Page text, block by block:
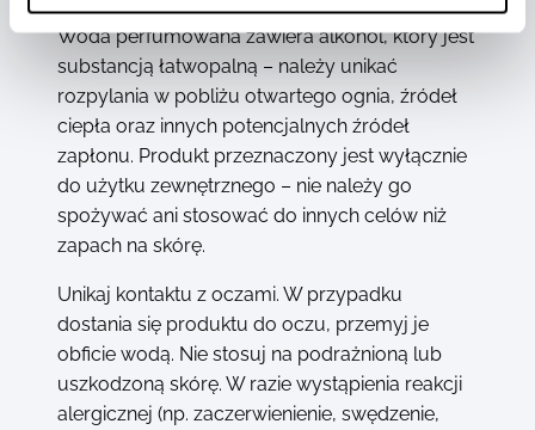
Woda perfumowana zawiera alkohol, który jest
substancją łatwopalną – należy unikać
rozpylania w pobliżu otwartego ognia, źródeł
ciepła oraz innych potencjalnych źródeł
zapłonu. Produkt przeznaczony jest wyłącznie
do użytku zewnętrznego – nie należy go
spożywać ani stosować do innych celów niż
zapach na skórę.
Unikaj kontaktu z oczami. W przypadku
dostania się produktu do oczu, przemyj je
obficie wodą. Nie stosuj na podrażnioną lub
uszkodzoną skórę. W razie wystąpienia reakcji
alergicznej (np. zaczerwienienie, swędzenie,